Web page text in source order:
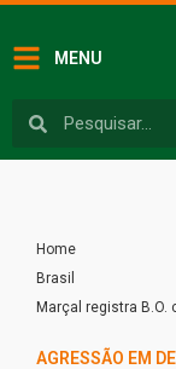
MENU
Home
Brasil
Marçal registra B.O.
AGRESSÃO EM